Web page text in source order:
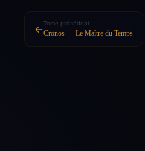
←Tome précédent
Cronos — Le Maître du Temps